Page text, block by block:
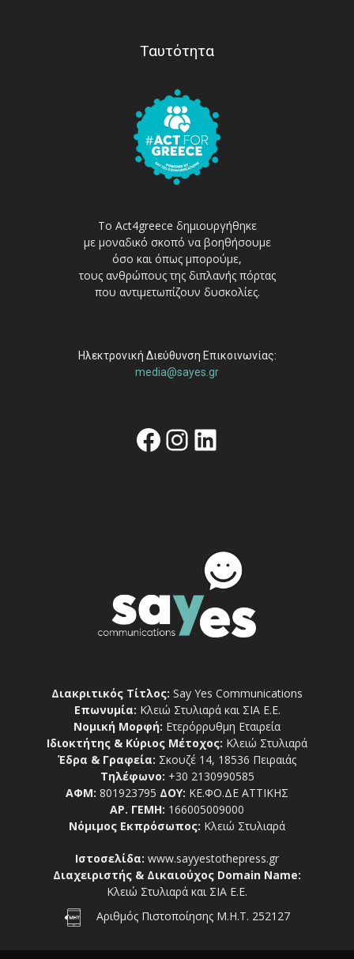
Ταυτότητα
Το Act4greece δημιουργήθηκε
με μοναδικό σκοπό να βοηθήσουμε
όσο και όπως μπορούμε,
τους ανθρώπους της διπλανής πόρτας
που αντιμετωπίζουν δυσκολίες.
Ηλεκτρονική Διεύθυνση Επικοινωνίας:
media@sayes.gr
Facebook
Instagram
Linkedin
Διακριτικός Τίτλος: Say Yes Communications
Επωνυμία: Κλειώ Στυλιαρά και ΣΙΑ Ε.Ε.
Νομική Μορφή: Ετερόρρυθμη Εταιρεία
Ιδιοκτήτης & Κύριος Μέτοχος: Κλειώ Στυλιαρά
Έδρα & Γραφεία: Σκουζέ 14, 18536 Πειραιάς
Τηλέφωνο: +30 2130990585
ΑΦΜ: 801923795 ΔΟΥ: ΚΕ.ΦΟ.ΔΕ ΑΤΤΙΚΗΣ
ΑΡ. ΓΕΜΗ: 166005009000
Νόμιμος Εκπρόσωπος: Κλειώ Στυλιαρά
Ιστοσελίδα: www.sayyestothepress.gr
Διαχειριστής & Δικαιούχος Domain Name:
Κλειώ Στυλιαρά και ΣΙΑ Ε.Ε.
Αριθμός Πιστοποίησης Μ.Η.Τ. 252127